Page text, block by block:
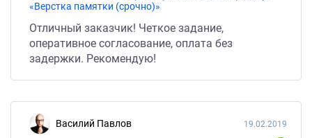
«Верстка памятки (срочно)»
Отличный заказчик! Четкое задание,
оперативное согласование, оплата без
задержки. Рекомендую!
Василий Павлов 19.02.2019